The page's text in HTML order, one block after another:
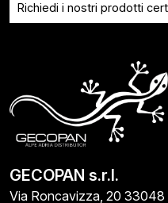
Richiedi i nostri prodotti
GECOPAN s.r.l.
Via Roncavizza, 20 33048